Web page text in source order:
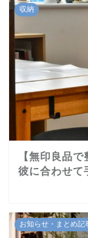
収納
【無印良品
彼に合わせて
お知らせ・まとめ記